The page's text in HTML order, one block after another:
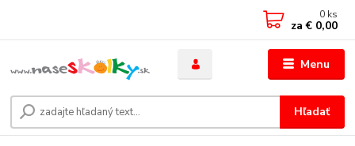
Menu
Hľadať
0 ks
za € 0,00